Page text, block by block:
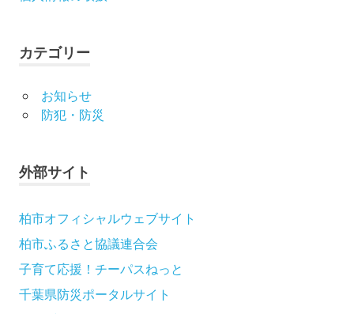
ン
カテゴリー
お知らせ
防犯・防災
外部サイト
柏市オフィシャルウェブサイト
柏市ふるさと協議連合会
子育て応援！チーパスねっと
千葉県防災ポータルサイト